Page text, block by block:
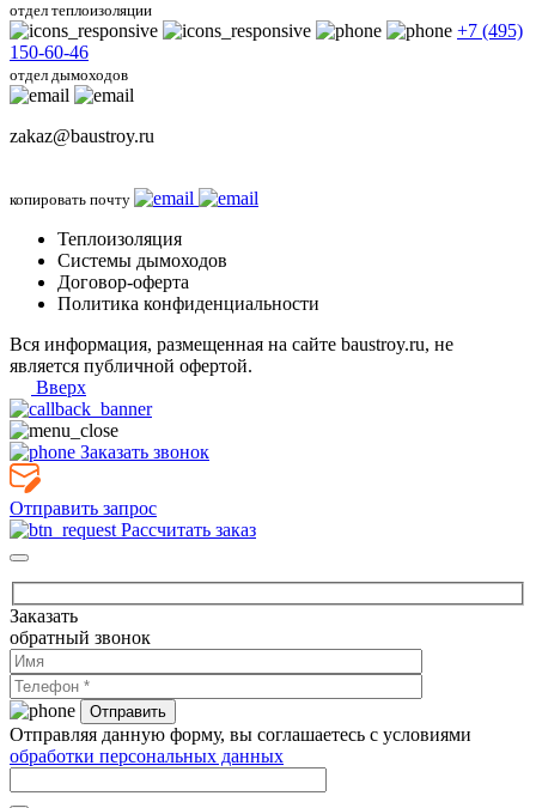
отдел теплоизоляции
+7 (495)
150-60-46
отдел дымоходов
zakaz@baustroy.ru
копировать почту
Теплоизоляция
Системы дымоходов
Договор-оферта
Политика конфиденциальности
Вся информация, размещенная на сайте baustroy.ru, не
является публичной офертой.
Вверх
Заказать звонок
Отправить запрос
Рассчитать заказ
Заказать
обратный звонок
Отправляя данную форму, вы соглашаетесь с условиями
обработки персональных данных